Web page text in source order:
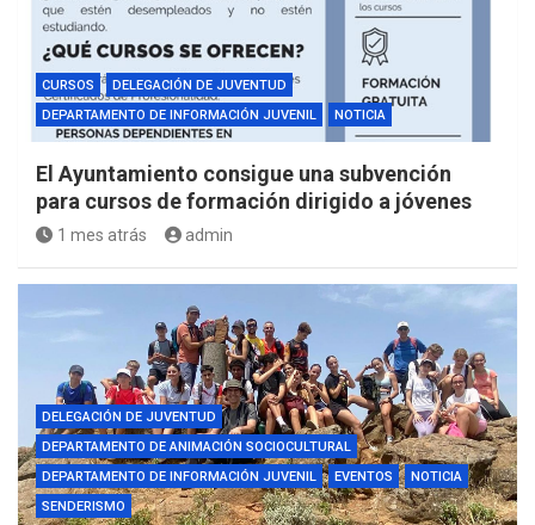
CURSOS
DELEGACIÓN DE JUVENTUD
DEPARTAMENTO DE INFORMACIÓN JUVENIL
NOTICIA
El Ayuntamiento consigue una subvención
para cursos de formación dirigido a jóvenes
1 mes atrás admin
DELEGACIÓN DE JUVENTUD
DEPARTAMENTO DE ANIMACIÓN SOCIOCULTURAL
DEPARTAMENTO DE INFORMACIÓN JUVENIL
EVENTOS
NOTICIA
SENDERISMO